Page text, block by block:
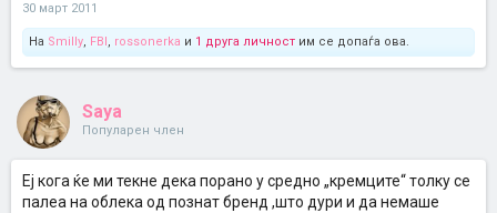
30 март 2011
На Smilly, FBI, rossonerka и 1 друга личност им се допаѓа ова.
Saya
Популарен член
Еј кога ќе ми текне дека порано у средно „кремците“ толку се
палеа на облека од познат бренд ,што дури и да немаше